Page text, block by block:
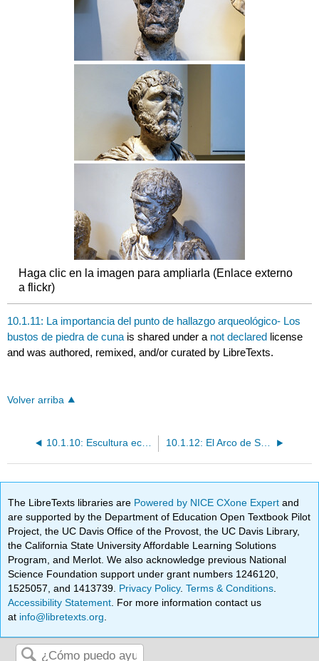
Haga clic en la imagen para ampliarla (Enlace externo
a flickr)
10.1.11: La importancia del punto de hallazgo arqueológico- Los
bustos de piedra de cuna is shared under a not declared license
and was authored, remixed, and/or curated by LibreTexts.
Volver arriba
10.1.10: Escultura ecuestre de Marco Aurelio 10.1.12: El Arco de Septimius Severo, portal a la antigua Roma
The LibreTexts libraries are Powered by NICE CXone Expertand
are supported by the Department of Education Open Textbook Pilot
Project, the UC Davis Office of the Provost, the UC Davis Library,
the California State University Affordable Learning Solutions
Program, and Merlot. We also acknowledge previous National
Science Foundation support under grant numbers 1246120,
1525057, and 1413739. Privacy Policy.Terms & Conditions
Accessibility Statement . For more information contact us
at info@libretexts.org